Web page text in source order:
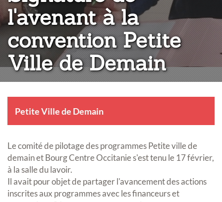
l'avenant à la
convention Petite
Ville de Demain
Petite Ville de Demain
Le comité de pilotage des programmes Petite ville de
demain et Bourg Centre Occitanie s'est tenu le 17 février,
à la salle du lavoir.
Il avait pour objet de partager l'avancement des actions
inscrites aux programmes avec les financeurs et